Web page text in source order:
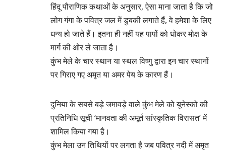
हिंदू पौराणिक कथाओं के अनुसार, ऐसा माना जाता है कि जो
लोग गंगा के पवित्र जल में डुबकी लगाते हैं, वे हमेशा के लिए
धन्य हो जाते हैं। इतना ही नहीं यह पापों को धोकर मोक्ष के
मार्ग की ओर ले जाता है।
कुंभ मेले के चार स्थान या स्थल विष्णु द्वारा इन चार स्थानों
पर गिराए गए अमृत या अमर पेय के कारण हैं।
दुनिया के सबसे बड़े जमावड़े वाले कुंभ मेले को यूनेस्को की
प्रतिनिधि सूची ‘मानवता की अमूर्त सांस्कृतिक विरासत’ में
शामिल किया गया है।
कुंभ मेला उन तिथियों पर लगता है जब पवित्र नदी में अमृत